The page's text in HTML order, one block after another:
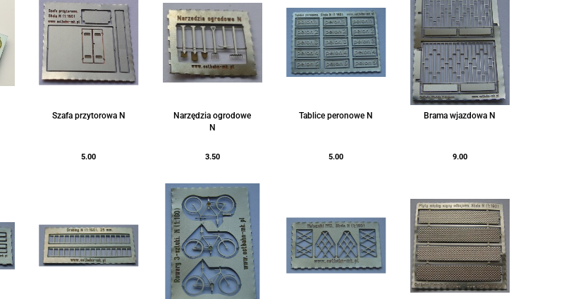
Szafa przytorowa N
5.00
Narzędzia ogrodowe
N
3.50
Tablice peronowe N
5.00
Brama wjazdowa N
9.00